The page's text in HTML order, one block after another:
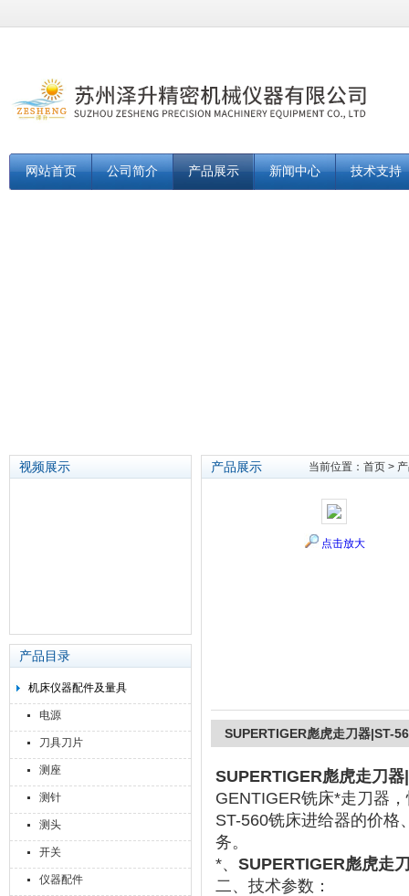
网站首页 公司简介 产品展示 新闻中心 技术支持
视频展示
产品目录
机床仪器配件及量具
电源
刀具刀片
测座
测针
测头
开关
仪器配件
产品展示 当前位置： 首页 >
点击放大
SUPERTIGER彪虎走刀器|ST-
SUPERTIGER彪虎走刀
GENTIGER铣床*走刀器
ST-560铣床进给器的价格
务。
*、 SUPERTIGER彪虎走
二、 技术参数：